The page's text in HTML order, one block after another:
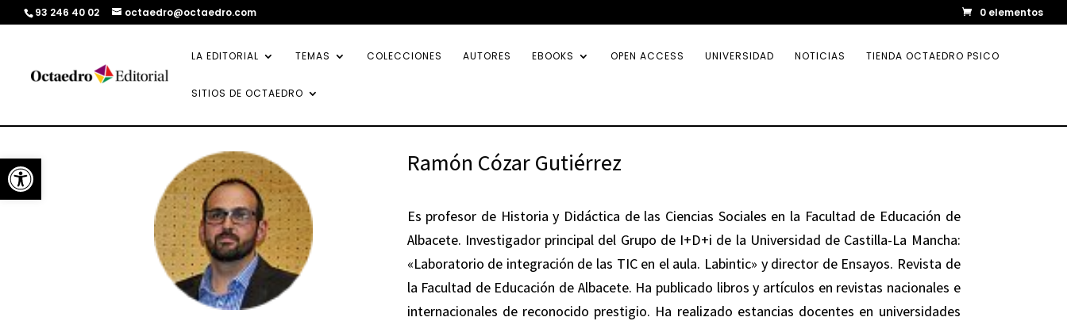
Abrir barra de herramientas
93 246 40 02 octaedro@octaedro.com 0 elementos
LA EDITORIAL TEMAS COLECCIONES AUTORES EBOOKS OPEN ACCESS UNIVERSIDAD NOTICIAS TIENDA OCTAEDRO PSICO
SITIOS DE OCTAEDRO
Ramón Cózar Gutiérrez
Es profesor de Historia y Didáctica de las Ciencias Sociales en la Facultad de Educación de
Albacete. Investigador principal del Grupo de I+D+i de la Universidad de Castilla-La Mancha:
«Laboratorio de integración de las TIC en el aula. Labintic» y director de Ensayos. Revista de
la Facultad de Educación de Albacete. Ha publicado libros y artículos en revistas nacionales e
internacionales de reconocido prestigio. Ha realizado estancias docentes en universidades